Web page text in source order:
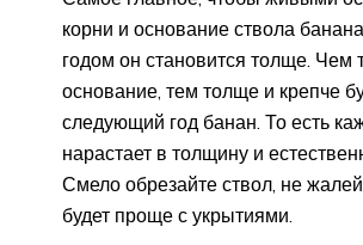
корни и основание ствола
годом он становится толще. Чем
основание, тем толще и крепче
следующий год банан. То есть
нарастает в толщину и
Смело обрезайте ствол, не
будет проще с укрытиями.